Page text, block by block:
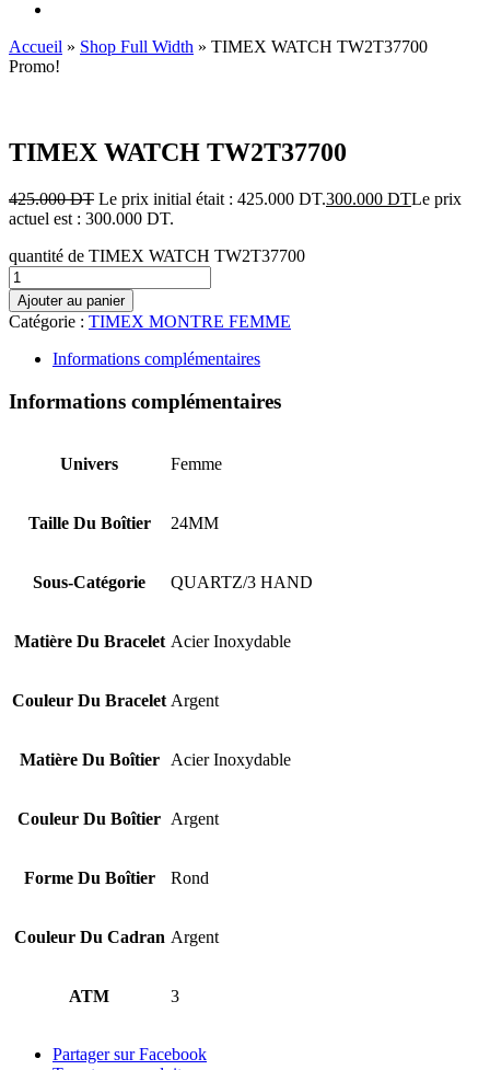
Accueil » Shop Full Width » TIMEX WATCH TW2T37700
Promo!
TIMEX WATCH TW2T37700
425.000DT Le prix initial était : 425.000 DT.300.000 DTLe prix
actuel est : 300.000 DT.
quantité de TIMEX WATCH TW2T37700
Ajouter au panier
Catégorie : TIMEX MONTRE FEMME
Informations complémentaires
Informations complémentaires
Univers Femme
Taille Du Boîtier 24MM
Sous-Catégorie QUARTZ/3 HAND
Matière Du Bracelet Acier Inoxydable
Couleur Du Bracelet Argent
Matière Du Boîtier Acier Inoxydable
Couleur Du Boîtier Argent
Forme Du Boîtier Rond
Couleur Du Cadran Argent
ATM 3
Partager sur Facebook